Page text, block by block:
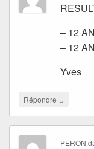
– 12
– 12
Yves
Répondre ↓
PERON